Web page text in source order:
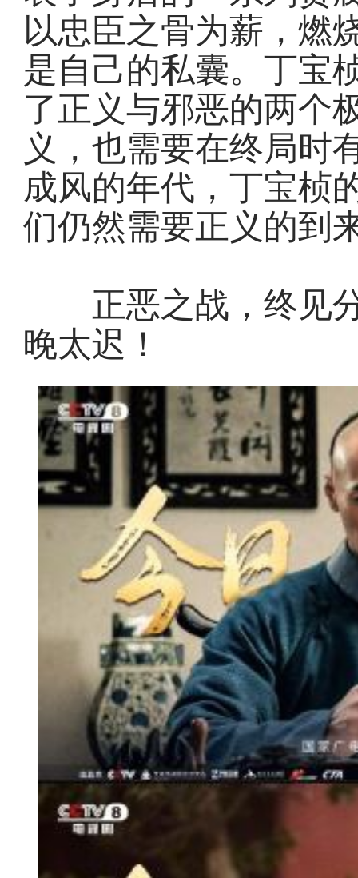
以忠臣之骨为薪，燃
是自己的私囊。丁宝
了正义与邪恶的两个
义，也需要在终局时
成风的年代，丁宝桢
们仍然需要正义的到
正恶之战，终见分
晚太迟！